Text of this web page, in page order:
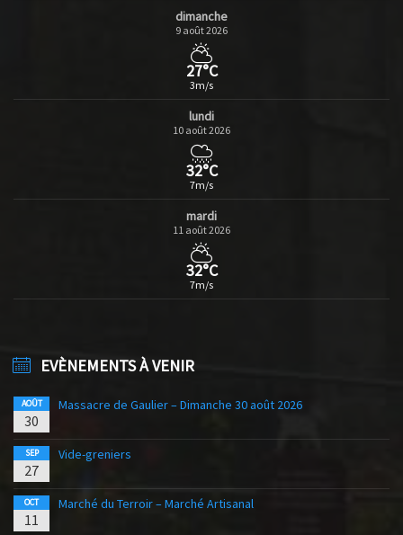
dimanche
9 août 2026
27°C
3m/s
lundi
10 août 2026
32°C
7m/s
mardi
11 août 2026
32°C
7m/s
EVÈNEMENTS À VENIR
AOÛT
30
Massacre de Gaulier – Dimanche 30 août 2026
SEP
27
Vide-greniers
OCT
11
Marché du Terroir – Marché Artisanal